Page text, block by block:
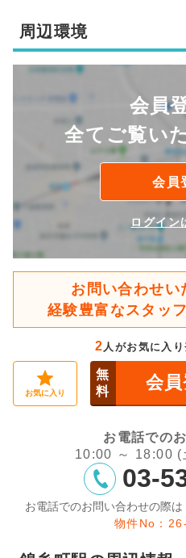
周辺環境
会員
全てご覧い
会員
ログイン
お問い合わせい
経験豊富なスタッ
2人がお気に入
お気に入り
無
料
会
お電話での
10:00 ～ 18:00 (
03-
お電話でのお問い合わせの際
物件No：